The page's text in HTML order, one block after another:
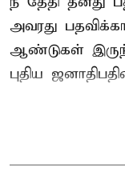
அவரது
ஆண்டுகள்
புதிய